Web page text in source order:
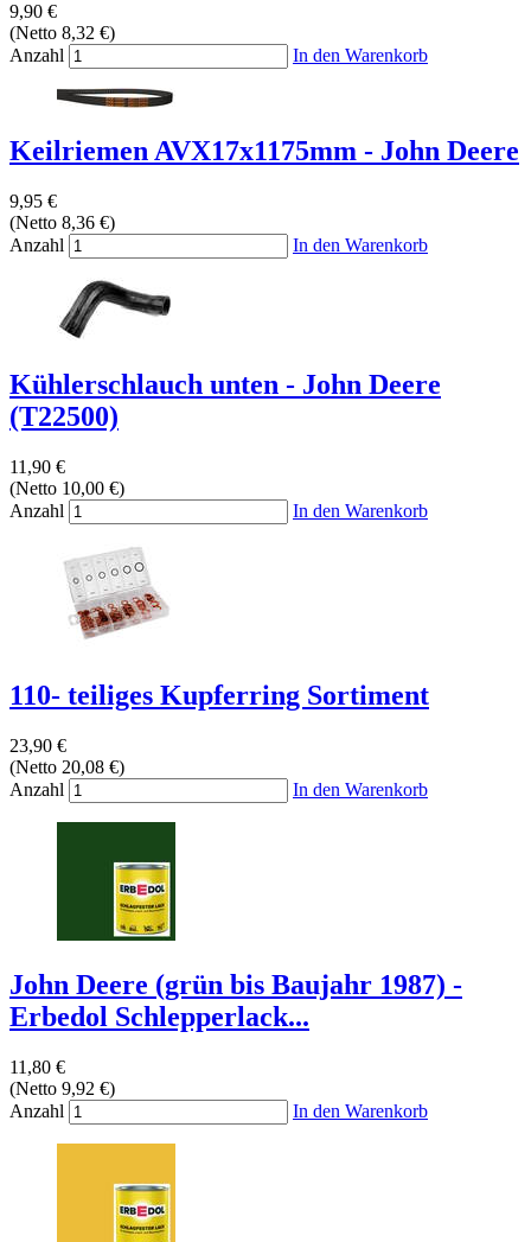
9,90 €
(Netto 8,32 €)
Anzahl
In den Warenkorb
Keilriemen AVX17x1175mm - John Deere
9,95 €
(Netto 8,36 €)
Anzahl
In den Warenkorb
Kühlerschlauch unten - John Deere
(T22500)
11,90 €
(Netto 10,00 €)
Anzahl
In den Warenkorb
110- teiliges Kupferring Sortiment
23,90 €
(Netto 20,08 €)
Anzahl
In den Warenkorb
John Deere (grün bis Baujahr 1987) -
Erbedol Schlepperlack...
11,80 €
(Netto 9,92 €)
Anzahl
In den Warenkorb